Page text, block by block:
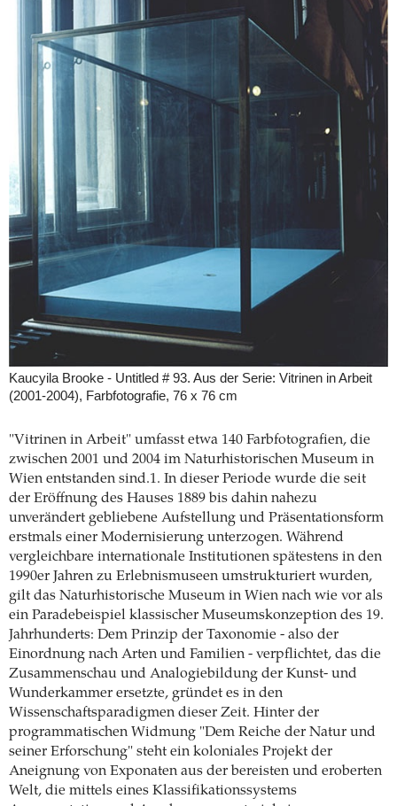
Kaucyila Brooke - Untitled # 93. Aus der Serie: Vitrinen in Arbeit
(2001-2004), Farbfotografie, 76 x 76 cm
"Vitrinen in Arbeit" umfasst etwa 140 Farbfotografien, die
zwischen 2001 und 2004 im Naturhistorischen Museum in
Wien entstanden sind.1. In dieser Periode wurde die seit
der Eröffnung des Hauses 1889 bis dahin nahezu
unverändert gebliebene Aufstellung und Präsentationsform
erstmals einer Modernisierung unterzogen. Während
vergleichbare internationale Institutionen spätestens in den
1990er Jahren zu Erlebnismuseen umstrukturiert wurden,
gilt das Naturhistorische Museum in Wien nach wie vor als
ein Paradebeispiel klassischer Museumskonzeption des 19.
Jahrhunderts: Dem Prinzip der Taxonomie - also der
Einordnung nach Arten und Familien - verpflichtet, das die
Zusammenschau und Analogiebildung der Kunst- und
Wunderkammer ersetzte, gründet es in den
Wissenschaftsparadigmen dieser Zeit. Hinter der
programmatischen Widmung "Dem Reiche der Natur und
seiner Erforschung" steht ein koloniales Projekt der
Aneignung von Exponaten aus der bereisten und eroberten
Welt, die mittels eines Klassifikationssystems